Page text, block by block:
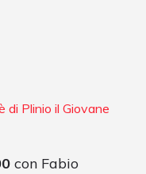
Plinio il Giovane
con Fabio